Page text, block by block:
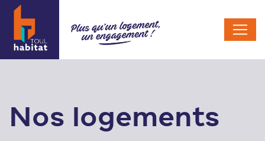
Nos logements